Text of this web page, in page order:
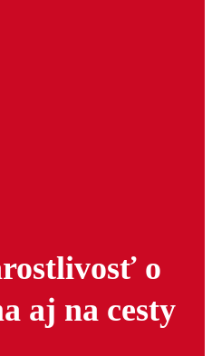
o
aj na cesty